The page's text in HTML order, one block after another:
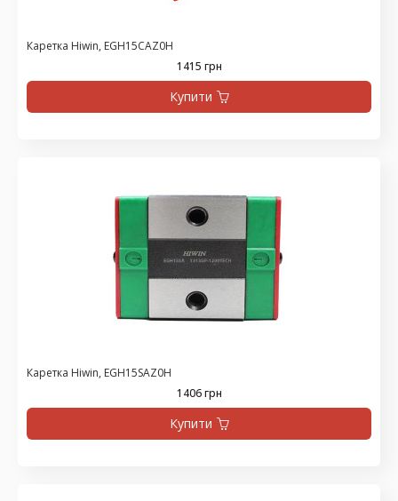
Каретка Hiwin, EGH15CAZ0H
1415 грн
Купити
Каретка Hiwin, EGH15SAZ0H
1406 грн
Купити